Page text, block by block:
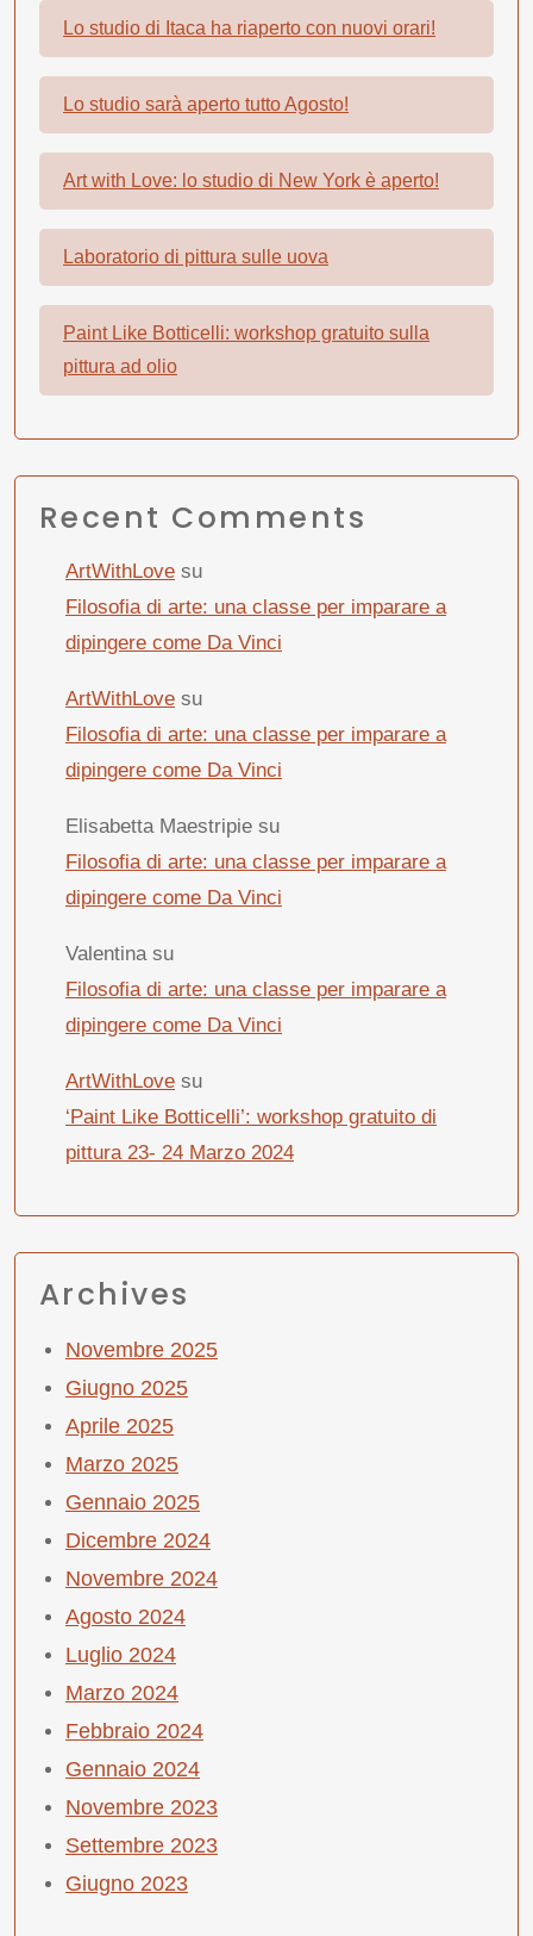
Lo studio di Itaca ha riaperto con nuovi orari!
Lo studio sarà aperto tutto Agosto!
Art with Love: lo studio di New York è aperto!
Laboratorio di pittura sulle uova
Paint Like Botticelli: workshop gratuito sulla
pittura ad olio
Recent Comments
ArtWithLove su
Filosofia di arte: una classe per imparare a
dipingere come Da Vinci
ArtWithLove su
Filosofia di arte: una classe per imparare a
dipingere come Da Vinci
Elisabetta Maestripie su
Filosofia di arte: una classe per imparare a
dipingere come Da Vinci
Valentinasu
Filosofia di arte: una classe per imparare a
dipingere come Da Vinci
ArtWithLove su
‘Paint Like Botticelli’: workshop gratuito di
pittura 23- 24 Marzo 2024
Archives
Novembre 2025
Giugno 2025
Aprile 2025
Marzo 2025
Gennaio 2025
Dicembre 2024
Novembre 2024
Agosto 2024
Luglio 2024
Marzo 2024
Febbraio 2024
Gennaio 2024
Novembre 2023
Settembre 2023
Giugno 2023